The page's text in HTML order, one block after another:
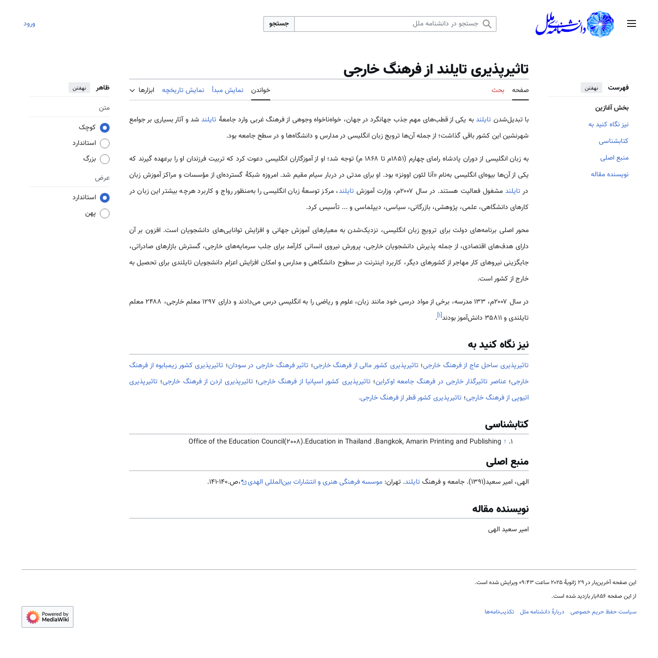
منوی اصلی جستجو ورود
فهرست نهفتن
بخش آغازین
نیز نگاه کنید به
کتابشناسی
منبع اصلی
نویسنده مقاله
تاثيرپذیری تایلند از فرهنگ خارجی
صفحه بحث خواندن نمایش مبدأ نمایش تاریخچه ابزارها ظاهر نهفتن
متن
کوچک
استاندارد
بزرگ
عرض
استاندارد
پهن
با تبدیل‌شدن تایلندبه یکی از قطب‌های مهم جذب جهانگرد در جهان، خواه‌ناخواه وجوهی از فرهنگ غربی وارد جامعهٔ تایلندشد و آثار بسیاری بر جوامع
شهرنشین این کشور باقی گذاشت؛ از جمله آن‌ها ترویج زبان انگلیسی در مدارس و دانشگاه‌ها و در سطح جامعه بود.
به زبان انگلیسی از دوران پادشاه رامای چهارم (۱۸۵۱م تا ۱۸۶۸ م) توجه شد؛ او از آموزگاران انگلیسی دعوت کرد که تربیت فرزندان او را برعهده گیرند که
یکی از آن‌ها بیوه‌ای انگلیسی به‌نام «آنا لئون اوونز» بود. او برای مدتی در دربار سیام مقیم شد. امروزه شبکهٔ گسترده‌ای از مؤسسات و مراکز آموزش زبان
در تایلند مشغول فعالیت هستند. در سال ۲۰۰۷م، وزارت آموزش تایلند، مرکز توسعهٔ زبان انگلیسی را به‌منظور رواج و کاربرد هرچه بیشتر این زبان در
کارهای دانشگاهی، علمی، پژوهشی، بازرگانی، سیاسی، دیپلماسی و ... تأسیس کرد.
محور اصلی برنامه‌های دولت برای ترویج زبان انگلیسی، نزدیک‌شدن به معیارهای آموزش جهانی و افزایش توانایی‌های دانشجویان است. افزون بر آن
دارای هدف‌های اقتصادی، از جمله پذیرش دانشجویان خارجی، پرورش نیروی انسانی کارآمد برای جلب سرمایه‌های خارجی، گسترش بازارهای صادراتی،
جایگزینی نیروهای کار مهاجر از کشورهای دیگر، کاربرد اینترنت در سطوح دانشگاهی و مدارس و امکان افزایش اعزام دانشجویان تایلندی برای تحصیل به
خارج از کشور است.
در سال ۲۰۰۷م، ۱۳۳ مدرسه، برخی از مواد درسی خود مانند زبان، علوم و ریاضی را به انگلیسی درس می‌دادند و دارای ۱۲۹۷ معلم خارجی، ۲۴۸۸ معلم
تایلندی و ۳۵۸۱۱ دانش‌آموز بودند
[۱]
.
نیز نگاه کنید به
تاثيرپذیری ساحل عاج از فرهنگ خارجی؛ تاثيرپذیری کشور مالی از فرهنگ خارجی؛ تاثير فرهنگ خارجی در سودان؛ تاثيرپذیری کشور زیمبابوه از فرهنگ
خارجی؛عناصر تاثیرگذار خارجی در فرهنگ جامعه اوکراین؛ تاثيرپذیری کشور اسپانیا از فرهنگ خارجی؛ تاثيرپذیری اردن از فرهنگ خارجی؛ تاثيرپذیری
اتیوپی از فرهنگ خارجی؛ تاثیرپذیری کشور قطر از فرهنگ خارجی.
کتابشناسی
↑
Office of the Education Council(2008).Education in Thailand .Bangkok, Amarin Printing and Publishing
منبع اصلی
الهی، امیر سعید(1391). جامعه و فرهنگ تایلند. تهران: موسسه فرهنگی هنری و انتشارات بین‌المللی الهدی ،ص.140-141.
نویسنده مقاله
امیر سعید الهی
این صفحه آخرین‌بار در ‏۲۹ ژانویهٔ ۲۰۲۵ ساعت ‏۰۹:۴۳ ویرایش شده است.
از این صفحه ۸۵۶بار بازدید شده است.
سیاست حفظ حریم خصوصی
دربارهٔ دانشنامه ملل تکذیب‌نامه‌ها